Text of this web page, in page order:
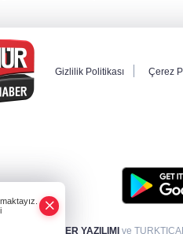
Gizlilik Politikası Çerez
HABER YAZILIMI ve